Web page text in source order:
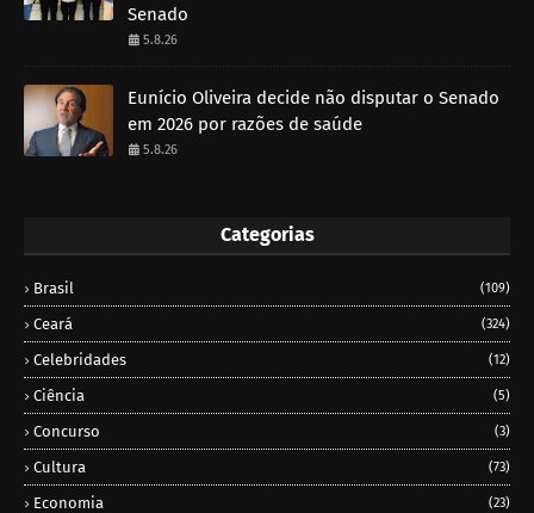
Senado
5.8.26
Eunício Oliveira decide não disputar o Senado
em 2026 por razões de saúde
5.8.26
Categorias
Brasil (109)
Ceará (324)
Celebridades (12)
Ciência (5)
Concurso (3)
Cultura (73)
Economia (23)